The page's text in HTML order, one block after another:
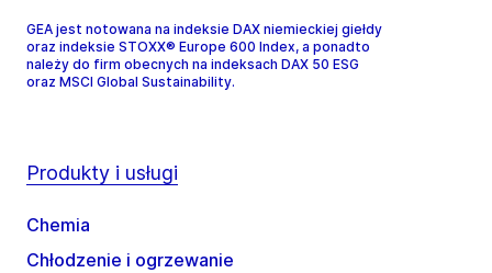
GEA jest notowana na indeksie DAX niemieckiej giełdy
oraz indeksie STOXX® Europe 600 Index, a ponadto
należy do firm obecnych na indeksach DAX 50 ESG
oraz MSCI Global Sustainability.
Produkty i usługi
Chemia
Chłodzenie i ogrzewanie